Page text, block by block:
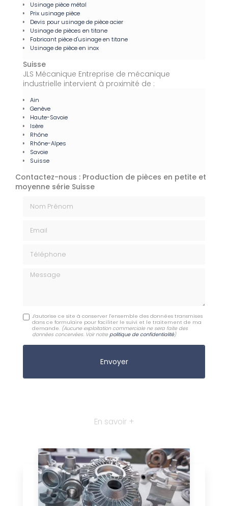
Usinage pièce métal
Prix usinage pièce
Devis pour usinage de pièce acier
Usinage de pièces en titane
Fabricant pièce d'usinage en titane
Usinage de pièce en inox
Suisse
JLS Mécanique Entreprise de mécanique
industrielle intervient à proximité de :
Ain
Genève
Haute-Savoie
Isère
Rhône
Rhône-Alpes
Savoie
Suisse
Contactez-nous : Production de pièces en petite et
moyenne série Suisse
Message
J'autorise ce site à conserver l'ensemble des données transmises
dans ce formulaire pour faciliter le suivi et le traitement de ma
demande. (Aucune exploitation commerciale ne sera faite des
données concervées. Voir notrepolitique de confidentialité)
En savoir +